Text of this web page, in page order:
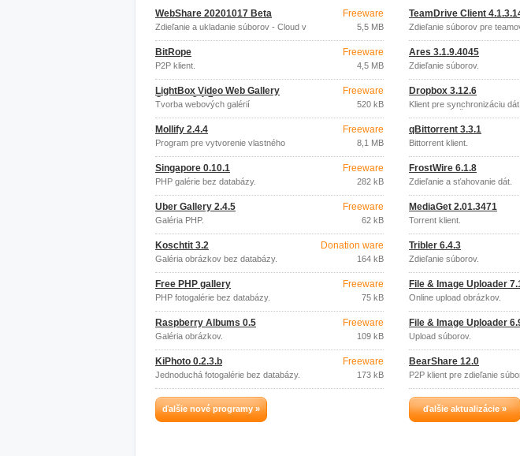
WebShare 20201017 Beta
Zdieľanie a ukladanie súborov - Cloud v
Freeware
5,5 MB
BitRope
P2P klient.
Freeware
4,5 MB
LightBox Video Web Gallery
Creator 2.1.7
Tvorba webových galérií
Freeware
520 kB
Mollify 2.4.4
Program pre vytvorenie vlastného
Freeware
8,1 MB
Singapore 0.10.1
PHP galérie bez databázy.
Freeware
282 kB
Uber Gallery 2.4.5
Galéria PHP.
Freeware
62 kB
Koschtit 3.2
Galéria obrázkov bez databázy.
Donation ware
164 kB
Free PHP gallery
PHP fotogalérie bez databázy.
Freeware
75 kB
Raspberry Albums 0.5
Galéria obrázkov.
Freeware
109 kB
KiPhoto 0.2.3.b
Jednoduchá fotogalérie bez databázy.
Freeware
173 kB
ďalšie nové programy »
TeamDrive Client
Zdieľanie súborov pre
Ares 3.1.9.4045
Zdieľanie súborov.
Dropbox 3.12.6
Klient pre synchronizáciu
webovom úložisku.
qBittorrent 3.3.1
Bittorrent klient.
FrostWire 6.1.8
Zdieľanie a sťahovanie dát.
MediaGet 2.01.3471
Torrent klient.
Tribler 6.4.3
Zdieľanie súborov.
File & Image Uploader
Online upload obrázkov.
File & Image Uploader
Upload súborov.
BearShare 12.0
P2P klient pre zdieľanie
ďalšie aktualizácie »